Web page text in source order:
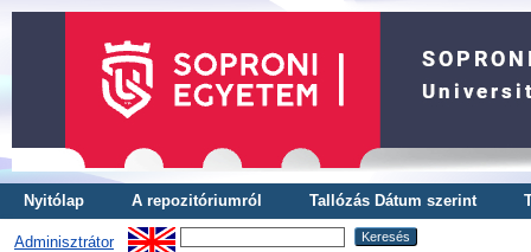
Nyitólap A repozitóriumról Tallózás Dátum szerint
Adminisztrátor